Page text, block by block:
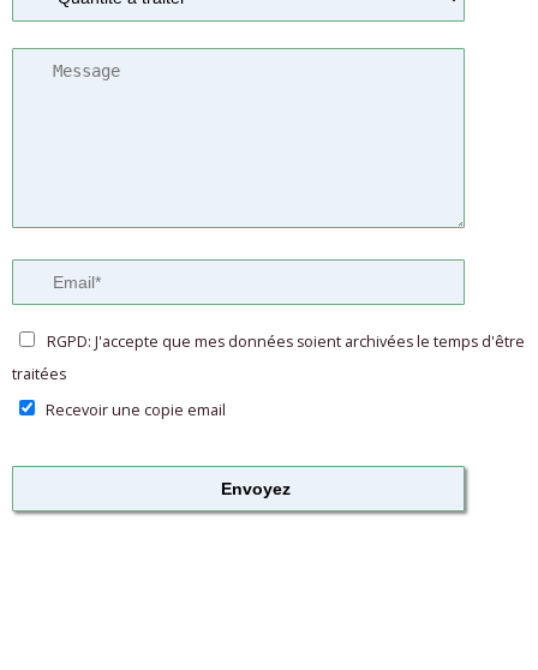
RGPD: J'accepte que mes données soient archivées le temps d'être
traitées
Recevoir une copie email